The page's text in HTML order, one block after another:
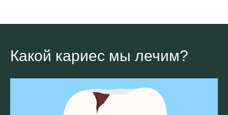
Какой кариес мы лечим?